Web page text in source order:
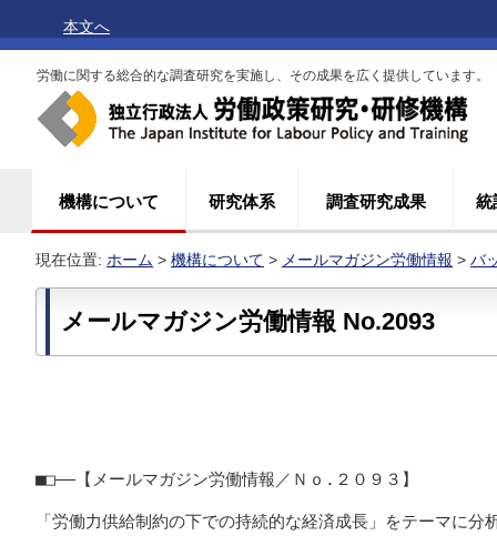
本文へ
労働に関する総合的な調査研究を実施し、その成果を広く提供しています。
機構について 研究体系 調査研究成果 統
現在位置: ホーム > 機構について > メールマガジン労働情報 > バ
メールマガジン労働情報 No.2093
■□――【メールマガジン労働情報／Ｎｏ.２０９３】
「労働力供給制約の下での持続的な経済成長」をテーマに分